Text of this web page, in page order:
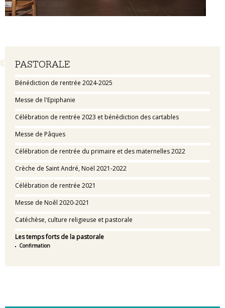
Navigation
PASTORALE
Bénédiction de rentrée 2024-2025
Messe de l'Epiphanie
Célébration de rentrée 2023 et bénédiction des cartables
Messe de Pâques
Célébration de rentrée du primaire et des maternelles 2022
Crèche de Saint André, Noël 2021-2022
Célébration de rentrée 2021
Messe de Noêl 2020-2021
Catéchèse, culture religieuse et pastorale
Les temps forts de la pastorale
Confirmation